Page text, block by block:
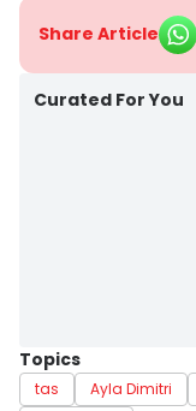
Share Article
Curated For You
Topics
tas Ayla Dimitri